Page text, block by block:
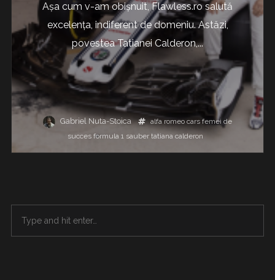
Așa cum v-am obișnuit, Flawless.ro salută
excelența, indiferent de domeniu. Astăzi,
povestea Tatianei Calderon,...
Gabriel Nuta-Stoica alfa romeo cars femei de
succes formula 1 sauber tatiana calderon